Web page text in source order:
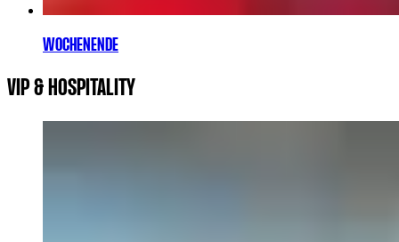
WOCHENENDE
VIP & HOSPITALITY